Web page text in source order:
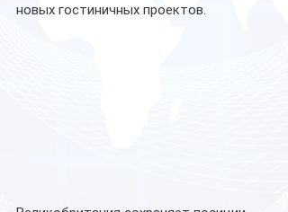
новых гостиничных проектов.